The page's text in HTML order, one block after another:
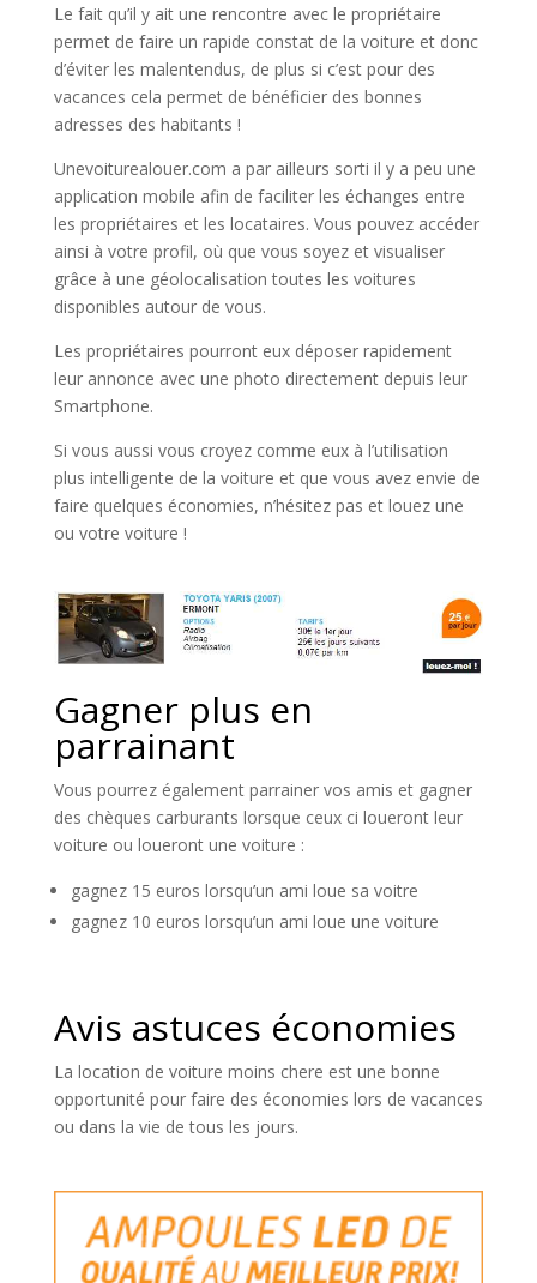
Le fait qu’il y ait une rencontre avec le propriétaire
permet de faire un rapide constat de la voiture et donc
d’éviter les malentendus, de plus si c’est pour des
vacances cela permet de bénéficier des bonnes
adresses des habitants !
Unevoiturealouer.com a par ailleurs sorti il y a peu une
application mobile afin de faciliter les échanges entre
les propriétaires et les locataires. Vous pouvez accéder
ainsi à votre profil, où que vous soyez et visualiser
grâce à une géolocalisation toutes les voitures
disponibles autour de vous.
Les propriétaires pourront eux déposer rapidement
leur annonce avec une photo directement depuis leur
Smartphone.
Si vous aussi vous croyez comme eux à l’utilisation
plus intelligente de la voiture et que vous avez envie de
faire quelques économies, n’hésitez pas et louez une
ou votre voiture !
Gagner plus en
parrainant
Vous pourrez également parrainer vos amis et gagner
des chèques carburants lorsque ceux ci loueront leur
voiture ou loueront une voiture :
gagnez 15 euros lorsqu’un ami loue sa voitre
gagnez 10 euros lorsqu’un ami loue une voiture
Avis astuces économies
La location de voiture moins chere est une bonne
opportunité pour faire des économies lors de vacances
ou dans la vie de tous les jours.